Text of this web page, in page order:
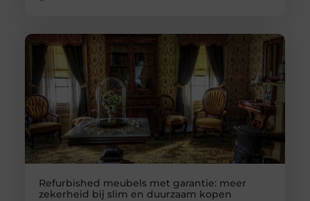
Refurbished meubels met garantie: meer
zekerheid bij slim en duurzaam kopen